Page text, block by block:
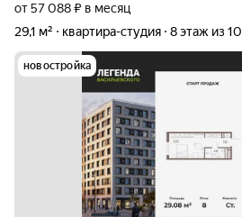
от 57 088 ₽ в месяц
29,1 м²
квартира-студия 8 этаж из 10
новостройка